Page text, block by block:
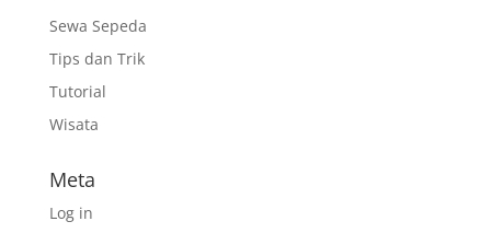
Sewa Sepeda
Tips dan Trik
Tutorial
Wisata
Meta
Log in